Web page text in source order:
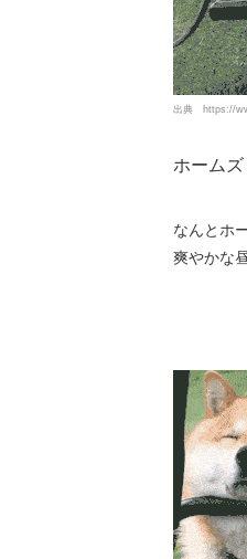
出典 https://
ホームズ
なんとホ
爽やかな